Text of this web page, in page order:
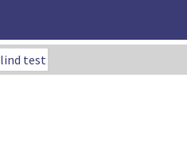
test